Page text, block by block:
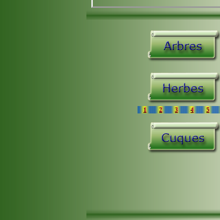
1 2 3 4 5